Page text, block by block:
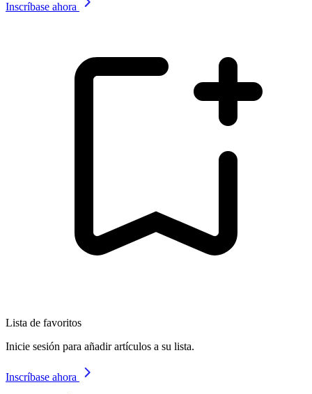
Inscríbase ahora
Lista de favoritos
Inicie sesión para añadir artículos a su lista.
Inscríbase ahora